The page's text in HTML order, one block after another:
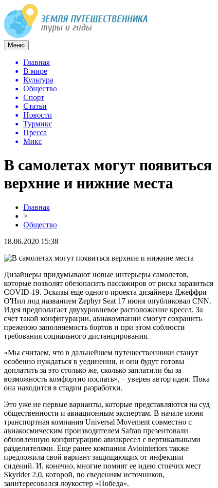
Меню
Главная
В мире
Культура
Общество
Спорт
Статьи
Новости
Турмикс
Пресса
Микс
В самолетах могут появиться
верхние и нижние места
Главная
>
Общество
18.06.2020 15:38
Дизайнеры придумывают новые интерьеры самолетов,
которые позволят обезопасить пассажиров от риска заразиться
COVID-19. Эскизы еще одного проекта дизайнера Джеффри
О'Нил под названием Zephyr Seat 17 июня опубликовал CNN.
Идея предполагает двухуровневое расположение кресел. За
счет такой конфигурации, авиакомпании смогут сохранить
прежнюю заполняемость бортов и при этом соблюсти
требования социального дистанцирования.
«Мы считаем, что в дальнейшем путешественники станут
особенно нуждаться в уединении, и они будут готовы
доплатить за это столько же, сколько заплатили бы за
возможность комфортно поспать», – уверен автор идеи. Пока
она находится в стадии разработки.
Это уже не первые варианты, которые представляются на суд
общественности и авиационным экспертам. В начале июня
транспортная компания Universal Movement совместно с
авиакосмическим производителем Safran презентовали
обновленную конфигурацию авиакресел с вертикальными
разделителями. Еще ранее компания Aviointeriors также
предложила свой вариант защищающих от инфекции
сидений. И, конечно, многие помнят ее идею стоячих мест
Skyrider 2.0, которой, по сведениям источников,
заинтересовался лоукостер «Победа».